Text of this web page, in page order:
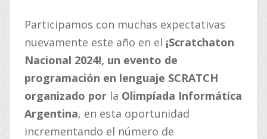
Participamos con muchas expectativas
nuevamente este año en el ¡Scratchaton
Nacional 2024!, un evento de
programación en lenguaje SCRATCH
organizado por la Olimpíada Informática
Argentina, en esta oportunidad
incrementando el número de